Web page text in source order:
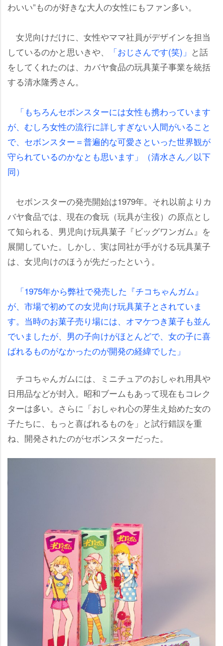
わいい”ものが好きな大人の女性にもファン多い。
女児向けだけに、女性やママ社員がデザインを担当
しているのかと思いきや、
「おじさんです(笑)」 と話
をしてくれたのは、カバヤ食品の玩具菓子事業を統括
する清水隆秀さん。
「もちろんセボンスターには女性も携わっています
が、むしろ女性の流行に詳しすぎない人間がいること
で、セボンスター＝普遍的な可愛さといった世界観が
守られているのかなとも思います」（清水さん／以下
同）
セボンスターの発売開始は1979年。それ以前よりカ
バヤ食品では、現在の食玩（玩具が主役）の原点とし
て知られる、男児向け玩具菓子『ビッグワンガム』を
展開していた。しかし、実は同社が手がける玩具菓子
は、女児向けのほうが先だったという。
「1975年から弊社で発売した『チコちゃんガム』
が、市場で初めての女児向け玩具菓子とされていま
す。当時のお菓子売り場には、オマケつき菓子も並ん
でいましたが、男の子向けがほとんどで、女の子に喜
ばれるものがなかったのが開発の経緯でした」
チコちゃんガムには、ミニチュアのおしゃれ用具
日用品などが封入。昭和ブームもあって現在もコレク
ターは多い。さらに「おしゃれ心の芽生え始めた女の
子たちに、もっと喜ばれるものを」と試行錯誤を重
ね、開発されたのがセボンスターだった。